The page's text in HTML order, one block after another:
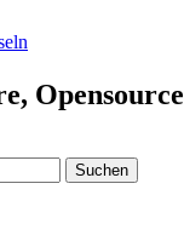
Opensource